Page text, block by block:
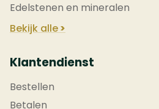
Edelstenen en mineralen
Bekijk alle
Klantendienst
Bestellen
Betalen